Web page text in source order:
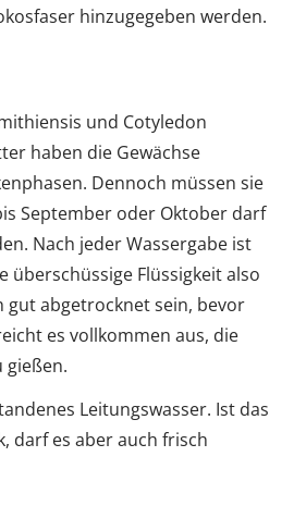
hinzugegeben werden.
und Cotyledon
haben die Gewächse
Dennoch müssen sie
September oder Oktober darf
Nach jeder Wassergabe ist
überschüssige Flüssigkeit also
gut abgetrocknet sein, bevor
es vollkommen aus, die
gießen.
Leitungswasser. Ist das
darf es aber auch frisch